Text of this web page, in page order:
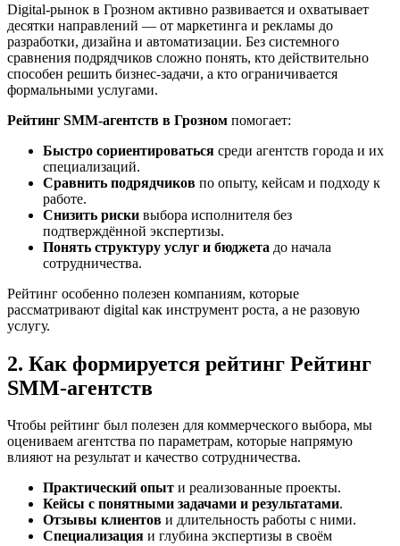
Digital-рынок в Грозном активно развивается и охватывает
десятки направлений — от маркетинга и рекламы до
разработки, дизайна и автоматизации. Без системного
сравнения подрядчиков сложно понять, кто действительно
способен решить бизнес-задачи, а кто ограничивается
формальными услугами.
Рейтинг SMM‑агентств в Грозном помогает:
Быстро сориентироваться среди агентств города и их
специализаций.
Сравнить подрядчиков по опыту, кейсам и подходу к
работе.
Снизить риски выбора исполнителя без
подтверждённой экспертизы.
Понять структуру услуг и бюджета до начала
сотрудничества.
Рейтинг особенно полезен компаниям, которые
рассматривают digital как инструмент роста, а не разовую
услугу.
2. Как формируется рейтинг Рейтинг
SMM‑агентств
Чтобы рейтинг был полезен для коммерческого выбора, мы
оцениваем агентства по параметрам, которые напрямую
влияют на результат и качество сотрудничества.
Практический опыт и реализованные проекты.
Кейсы с понятными задачами и результатами.
Отзывы клиентов и длительность работы с ними.
Специализация и глубина экспертизы в своём